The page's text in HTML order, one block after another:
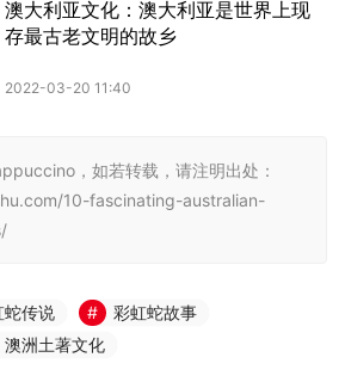
，如若转载，请注明出处：
10-fascinating-australian-
蛇传说
彩虹蛇故事
澳洲土著文化